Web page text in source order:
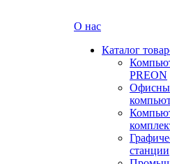
О нас
Каталог
PREON
станции